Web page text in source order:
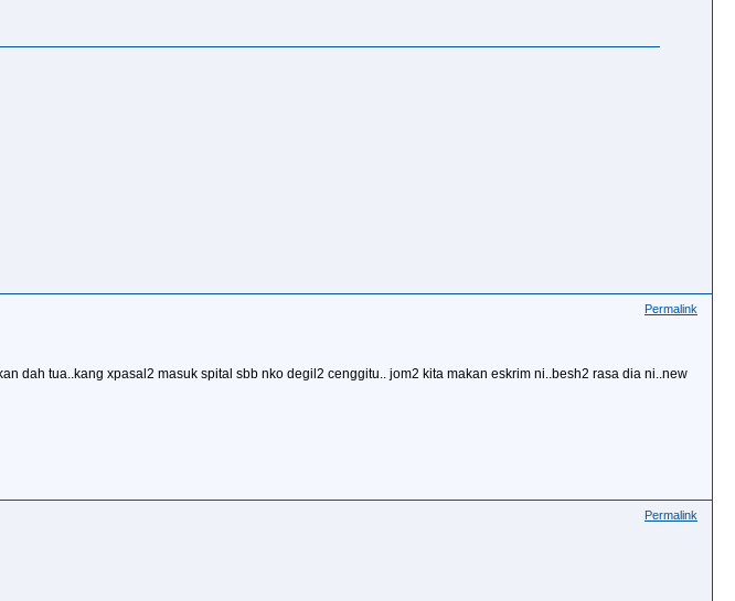
Permalink
dah tua..kang xpasal2 masuk spital sbb nko degil2 cenggitu.. jom2 kita makan eskrim ni..besh2 rasa dia ni..new
Permalink